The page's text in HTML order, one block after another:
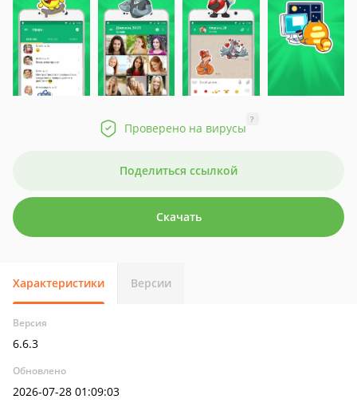
Проверено на вирусы
?
Поделиться ссылкой
Скачать
Характеристики Версии
Версия
6.6.3
Обновлено
2026-07-28 01:09:03